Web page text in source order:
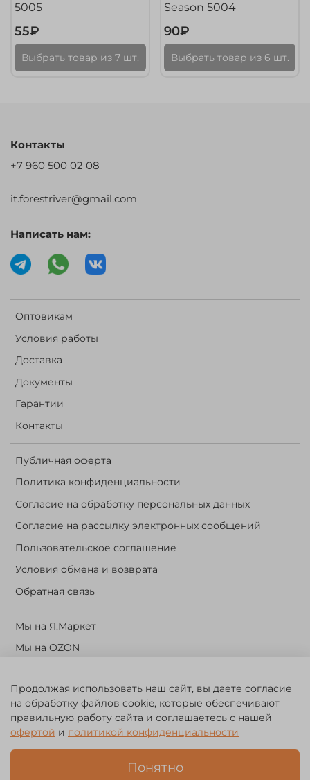
5005
55₽
Выбрать товар из 7 шт.
Season 5004
90₽
Выбрать товар из 6 шт.
Оптовикам
Условия работы
Доставка
Документы
Гарантии
Контакты
Публичная оферта
Политика конфиденциальности
Согласие на обработку персональных данных
Согласие на рассылку электронных сообщений
Пользовательское соглашение
Условия обмена и возврата
Обратная связь
Мы на Я.Маркет
Мы на OZON
Корзина
Контакты
+7 960 500 02 08
it.forestriver@gmail.com
Написать нам:
©️ 2014 - 2024 Forest River. Рыболовный интернет-магазин.
зн. № 756494
Продолжая использовать наш сайт, вы даете согласие
на обработку файлов cookie, которые обеспечивают
правильную работу сайта и соглашаетесь с нашей
офертой и политикой конфиденциальности
Понятно